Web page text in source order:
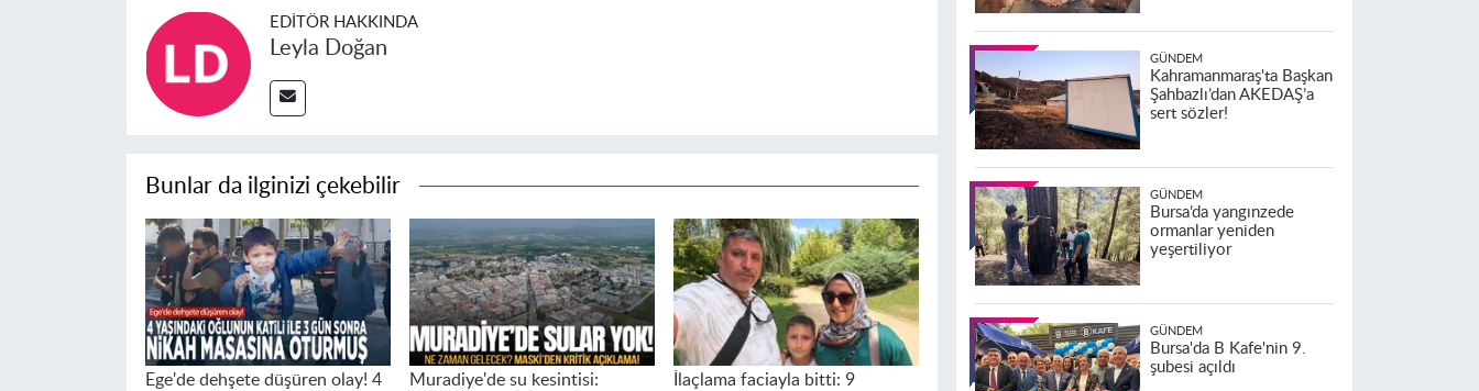
EDITÖR HAKKINDA
Leyla Doğan
Bunlar da ilginizi çekebilir
Ege'de dehşete düşüren olay! 4
Muradiye'de su kesintisi:
İlaçlama faciayla bitti: 9
GÜNDEM
Kahramanmaraş'ta Başkan
Şahbazlı’dan AKEDAŞ’a
sert sözler!
GÜNDEM
Bursa’da yangınzede
ormanlar yeniden
yeşertiliyor
GÜNDEM
Bursa'da B Kafe'nin 9.
şubesi açıldı